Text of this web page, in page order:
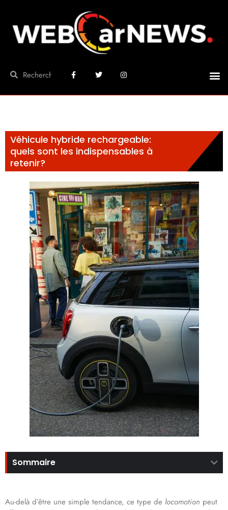
Véhicule hybride rechargeable:
quels sont les indispensables à
retenir?
Sommaire
Au-delà d’être une simple tendance, ce type de locomotion peut